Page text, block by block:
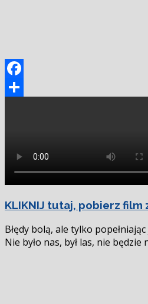
Facebook
KLIKNIJ tutaj, pobierz film
Błędy bolą, ale tylko
Nie było nas, był las, nie